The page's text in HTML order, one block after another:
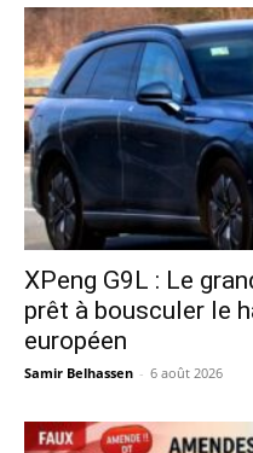
XPeng G9L : Le
prêt à bousculer le
européen
Samir Belhassen - 6 août 2026